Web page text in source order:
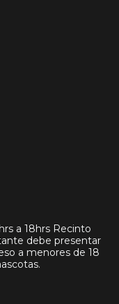
a 18hrs Recinto
debe presentar
a menores de 18